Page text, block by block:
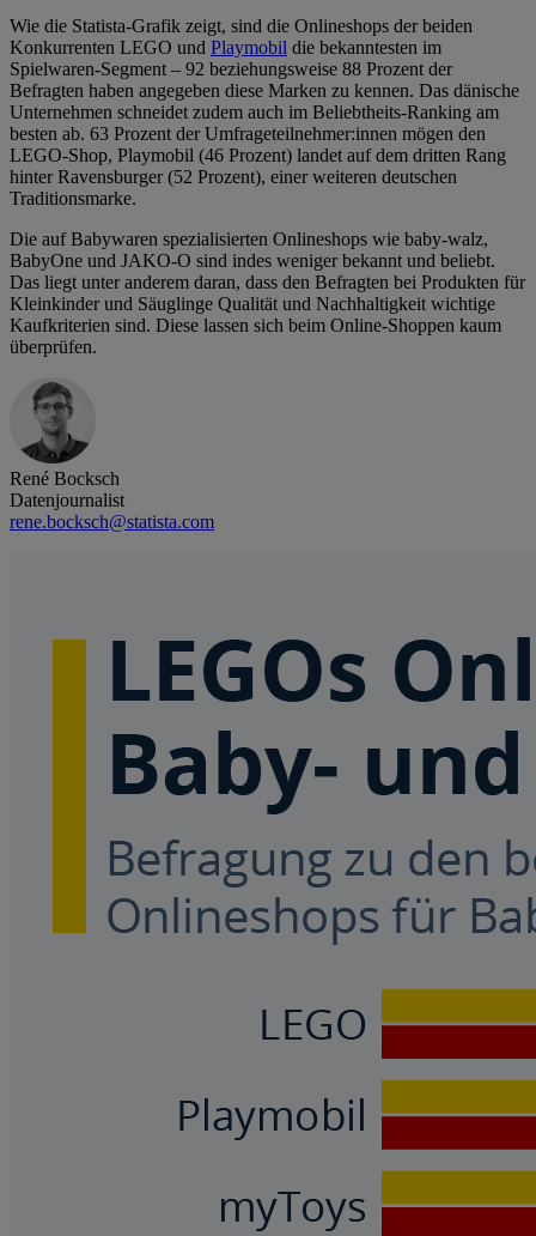
Wie die Statista-Grafik zeigt, sind die Onlineshops der beiden
Konkurrenten LEGO und Playmobil die bekanntesten im
Spielwaren-Segment – 92 beziehungsweise 88 Prozent der
Befragten haben angegeben diese Marken zu kennen. Das dänische
Unternehmen schneidet zudem auch im Beliebtheits-Ranking am
besten ab. 63 Prozent der Umfrageteilnehmer:innen mögen den
LEGO-Shop, Playmobil (46 Prozent) landet auf dem dritten Rang
hinter Ravensburger (52 Prozent), einer weiteren deutschen
Traditionsmarke.
Die auf Babywaren spezialisierten Onlineshops wie baby-walz,
BabyOne und JAKO-O sind indes weniger bekannt und beliebt.
Das liegt unter anderem daran, dass den Befragten bei Produkten für
Kleinkinder und Säuglinge Qualität und Nachhaltigkeit wichtige
Kaufkriterien sind. Diese lassen sich beim Online-Shoppen kaum
überprüfen.
René Bocksch
Datenjournalist
rene.bocksch@statista.com